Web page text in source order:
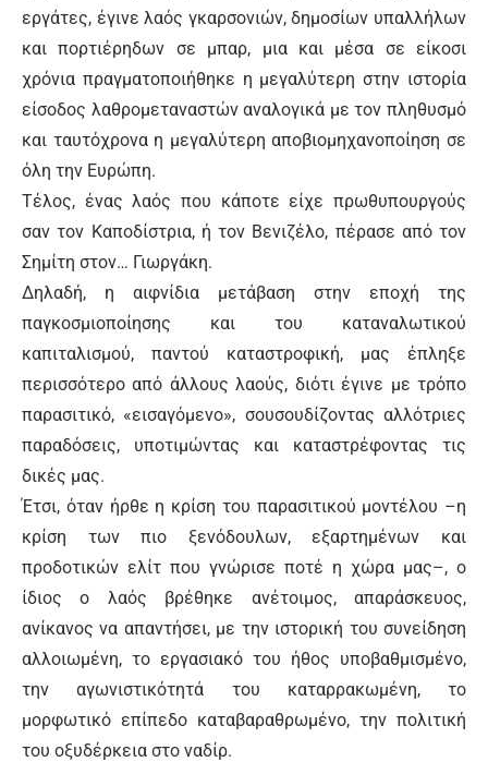
εργάτες, έγινε λαός γκαρσονιών, δημοσίων υπαλλήλων
και πορτιέρηδων σε μπαρ, μια και μέσα σε είκοσι
χρόνια πραγματοποιήθηκε η μεγαλύτερη στην ιστορία
είσοδος λαθρομεταναστών αναλογικά με τον πληθυσμό
και ταυτόχρονα η μεγαλύτερη αποβιομηχανοποίηση σε
όλη την Ευρώπη.
Τέλος, ένας λαός που κάποτε είχε πρωθυπουργούς
σαν τον Καποδίστρια, ή τον Βενιζέλο, πέρασε από τον
Σημίτη στον… Γιωργάκη.
Δηλαδή, η αιφνίδια μετάβαση στην εποχή της
παγκοσμιοποίησης και του καταναλωτικού
καπιταλισμού, παντού καταστροφική, μας έπληξε
περισσότερο από άλλους λαούς, διότι έγινε με τρόπο
παρασιτικό, «εισαγόμενο», σουσουδίζοντας αλλότριες
παραδόσεις, υποτιμώντας και καταστρέφοντας τις
δικές μας.
Έτσι, όταν ήρθε η κρίση του παρασιτικού μοντέλου –η
κρίση των πιο ξενόδουλων, εξαρτημένων και
προδοτικών ελίτ που γνώρισε ποτέ η χώρα μας–, ο
ίδιος ο λαός βρέθηκε ανέτοιμος, απαράσκευος,
ανίκανος να απαντήσει, με την ιστορική του συνείδηση
αλλοιωμένη, το εργασιακό του ήθος υποβαθμισμένο,
την αγωνιστικότητά του καταρρακωμένη, το
μορφωτικό επίπεδο καταβαραθρωμένο, την πολιτική
του οξυδέρκεια στο ναδίρ.